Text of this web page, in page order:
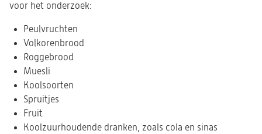
voor het onderzoek:
Peulvruchten
Volkorenbrood
Roggebrood
Muesli
Koolsoorten
Spruitjes
Fruit
Koolzuurhoudende dranken, zoals cola en sinas